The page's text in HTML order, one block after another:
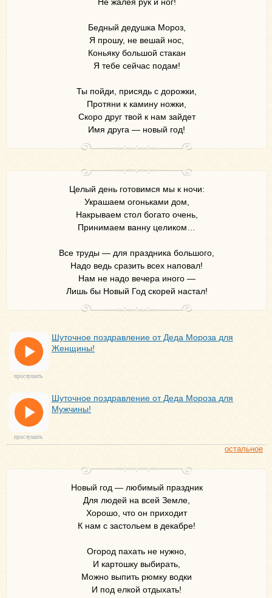
Бедный дедушка Мороз,
Я прошу, не вешай нос,
Коньяку большой стакан
Я тебе сейчас подам!
Ты пойди, присядь с дорожки,
Протяни к камину ножки,
Скоро друг твой к нам зайдет
Имя друга — новый год!
Целый день готовимся мы к ночи:
Украшаем огоньками дом,
Накрываем стол богато очень,
Принимаем ванну целиком…
Все труды — для праздника большого,
Надо ведь сразить всех наповал!
Нам не надо вечера иного —
Лишь бы Новый Год скорей настал!
Шуточное поздравление от Деда Мороза для
Женщины!
прослушать
Шуточное поздравление от Деда Мороза для
Мужчины!
прослушать
остальное
Новый год — любимый праздник
Для людей на всей Земле,
Хорошо, что он приходит
К нам с застольем в декабре!
Огород пахать не нужно,
И картошку выбирать,
Можно выпить рюмку водки
И под елкой отдыхать!